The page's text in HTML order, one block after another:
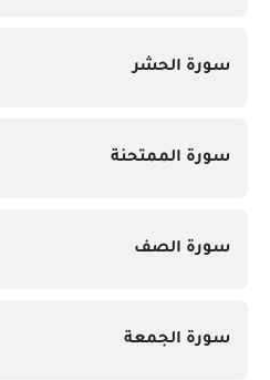
سورة الحشر
سورة الممتحنة
سورة الصف
سورة الجمعة